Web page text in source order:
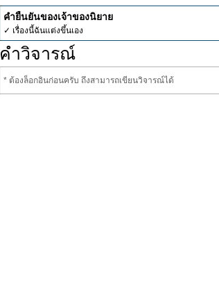
คำยืนยันของเจ้าของนิยาย
✓ เรื่องนี้ฉันแต่งขึ้นเอง
คำวิจารณ์
* ต้องล็อกอินก่อนครับ ถึงสามารถเขียนวิจารณ์ได้